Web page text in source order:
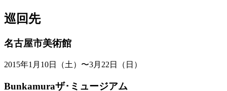
巡回先
名古屋市美術館
2015年1月10日（土）〜3月22日（日）
Bunkamuraザ･ミュージアム